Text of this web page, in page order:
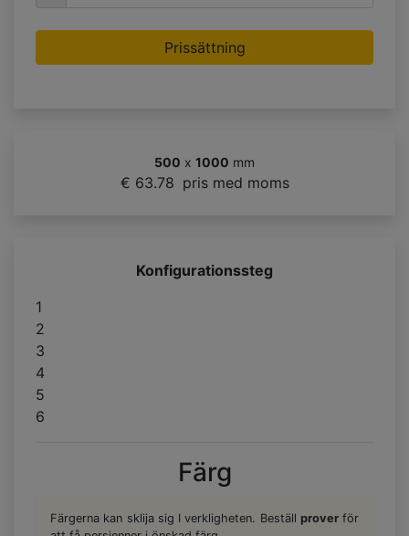
Prissättning
500 x 1000 mm
€ 63.78 pris med moms
Konfigurationssteg
1
2
3
4
5
6
Färg
Färgerna kan sklija sig I verkligheten. Beställ proverför